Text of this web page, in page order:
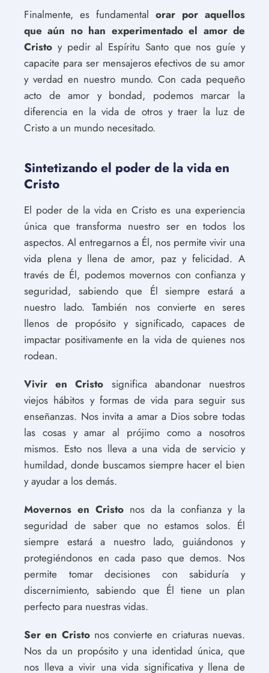
Finalmente, es fundamental orar por aquellos
que aún no han experimentado el amor de
Cristo y pedir al Espíritu Santo que nos guíe y
capacite para ser mensajeros efectivos de su amor
y verdad en nuestro mundo. Con cada pequeño
acto de amor y bondad, podemos marcar la
diferencia en la vida de otros y traer la luz de
Cristo a un mundo necesitado.
Sintetizando el poder de la vida en
Cristo
El poder de la vida en Cristo es una experiencia
única que transforma nuestro ser en todos los
aspectos. Al entregarnos a Él, nos permite vivir una
vida plena y llena de amor, paz y felicidad. A
través de Él, podemos movernos con confianza y
seguridad, sabiendo que Él siempre estará a
nuestro lado. También nos convierte en seres
llenos de propósito y significado, capaces de
impactar positivamente en la vida de quienes nos
rodean.
Vivir en Cristo significa abandonar nuestros
viejos hábitos y formas de vida para seguir sus
enseñanzas. Nos invita a amar a Dios sobre todas
las cosas y amar al prójimo como a nosotros
mismos. Esto nos lleva a una vida de servicio y
humildad, donde buscamos siempre hacer el bien
y ayudar a los demás.
Movernos en Cristo nos da la confianza y la
seguridad de saber que no estamos solos. Él
siempre estará a nuestro lado, guiándonos y
protegiéndonos en cada paso que demos. Nos
permite tomar decisiones con sabiduría y
discernimiento, sabiendo que Él tiene un plan
perfecto para nuestras vidas.
Ser en Cristonos convierte en criaturas nuevas.
Nos da un propósito y una identidad única, que
nos lleva a vivir una vida significativa y llena de